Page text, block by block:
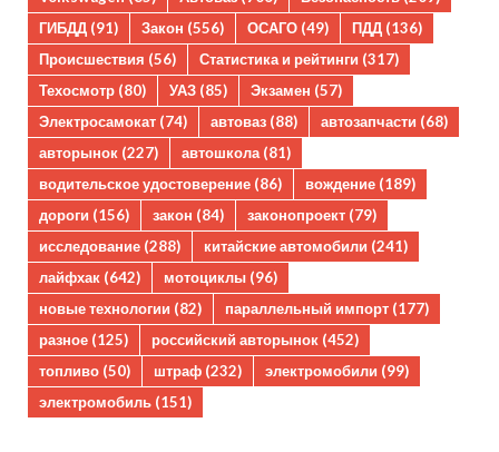
ГИБДД (91) Закон (556) ОСАГО (49) ПДД (136)
Происшествия (56) Статистика и рейтинги (317)
Техосмотр (80) УАЗ (85) Экзамен (57)
Электросамокат (74) автоваз (88) автозапчасти (68)
авторынок (227) автошкола (81)
водительское удостоверение (86) вождение (189)
дороги (156) закон (84) законопроект (79)
исследование (288) китайские автомобили (241)
лайфхак (642) мотоциклы (96)
новые технологии (82) параллельный импорт (177)
разное (125) российский авторынок (452)
топливо (50) штраф (232) электромобили (99)
электромобиль (151)